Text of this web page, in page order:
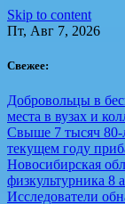
Skip to content
Пт, Авг 7, 2026
Свежее:
Добровольцы в
места в вузах и
Свыше 7 тысяч 80-
текущем году
Новосибирская
физкультурника 8
Исследователи